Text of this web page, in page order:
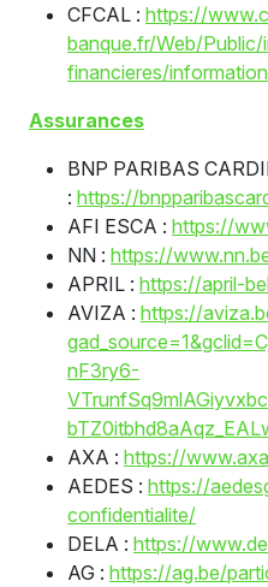
CFCAL : https://
banque.fr/Web/
financieres/
Assurances
BNP PARIBAS
: https://
AFI ESCA : https://
NN : https://
APRIL : https://april-
AVIZA : https://
nF3ry6-
AXA : https://
AEDES : https://
confidentialite/
DELA : https://
AG : https://ag.be/